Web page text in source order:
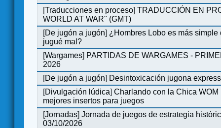
[Traducciones en proceso]TRADUCCIÓN EN
WORLD AT WAR" (GMT)
[De jugón a jugón] ¿Hombres Lobo es más simple
jugué mal?
[Wargames] PARTIDAS DE WARGAMES -
2026
[De jugón a jugón] Desintoxicación jugona express
[Divulgación lúdica]Charlando con la Chica WOM
mejores insertos para juegos
[Jornadas]Jornada de juegos de estrategia
03/10/2026